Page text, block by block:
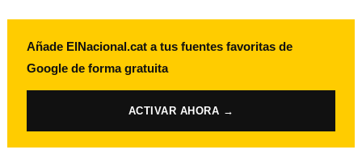
Añade ElNacional.cat a tus fuentes favoritas de
Google de forma gratuita
ACTIVAR AHORA →